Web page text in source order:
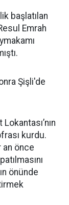
başlatılan
Emrah
Şişli'de
kurdu.
an önce
önünde